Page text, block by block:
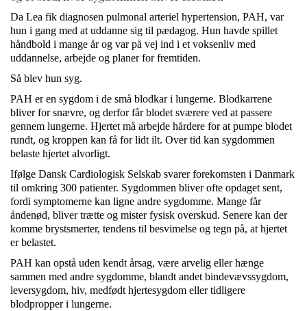
Da Lea fik diagnosen pulmonal arteriel hypertension, PAH, var
hun i gang med at uddanne sig til pædagog. Hun havde spillet
håndbold i mange år og var på vej ind i et voksenliv med
uddannelse, arbejde og planer for fremtiden.
Så blev hun syg.
PAH er en sygdom i de små blodkar i lungerne. Blodkarrene
bliver for snævre, og derfor får blodet sværere ved at passere
gennem lungerne. Hjertet må arbejde hårdere for at pumpe blodet
rundt, og kroppen kan få for lidt ilt. Over tid kan sygdommen
belaste hjertet alvorligt.
Ifølge Dansk Cardiologisk Selskab svarer forekomsten i Danmark
til omkring 300 patienter. Sygdommen bliver ofte opdaget sent,
fordi symptomerne kan ligne andre sygdomme. Mange får
åndenød, bliver trætte og mister fysisk overskud. Senere kan der
komme brystsmerter, tendens til besvimelse og tegn på, at hjertet
er belastet.
PAH kan opstå uden kendt årsag, være arvelig eller hænge
sammen med andre sygdomme, blandt andet bindevævssygdom,
leversygdom, hiv, medfødt hjertesygdom eller tidligere
blodpropper i lungerne.